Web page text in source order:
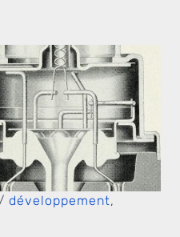
/ développement,